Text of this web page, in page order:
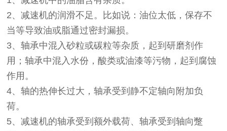
2、减速机的润滑不足。比如说：油位太低，保存不
当等导致油或脂通过密封漏损。
3、轴承中混入砂粒或碳粒等杂质，起到研磨剂作
用；轴承中混入水份，酸类或油漆等污物，起到腐蚀
作用。
4、轴的热伸长过大，轴承受到静不定轴向附加负
荷。
5、减速机的轴承受到额外载荷、轴承受到轴向蹩